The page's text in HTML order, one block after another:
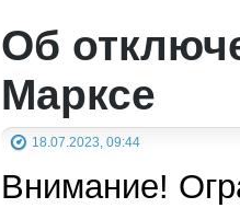
Об
Марксе
18.07.2023, 09:44
Внимание!